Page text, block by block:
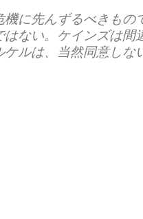
機に先んずるべきもの
はない。ケインズは間
ルは、当然同意しな